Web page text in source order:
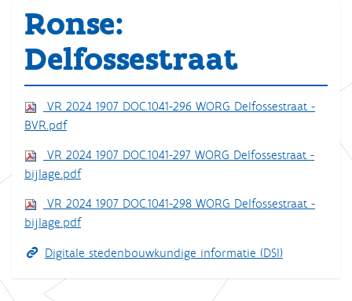
Ronse:
Delfossestraat
VR 2024 1907 DOC.1041-296 WORG Delfossestraat -
BVR.pdf
VR 2024 1907 DOC.1041-297 WORG Delfossestraat -
bijlage.pdf
VR 2024 1907 DOC.1041-298 WORG Delfossestraat -
bijlage.pdf
Digitale stedenbouwkundige informatie (DSI)